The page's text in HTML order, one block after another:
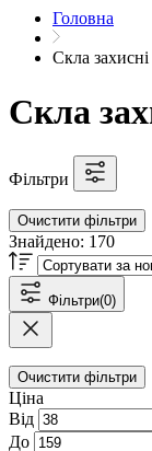
Головна
Скла захисні
Скла
Фільтри
Очистити фільтри
Знайдено: 170
Фільтри(0)
Очистити фільтри
Ціна
Від
До